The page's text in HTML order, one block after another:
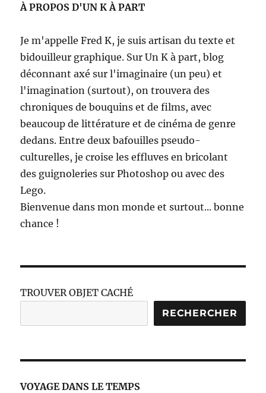
À PROPOS D'UN K À PART
Je m'appelle Fred K, je suis artisan du texte et
bidouilleur graphique. Sur Un K à part, blog
déconnant axé sur l'imaginaire (un peu) et
l'imagination (surtout), on trouvera des
chroniques de bouquins et de films, avec
beaucoup de littérature et de cinéma de genre
dedans. Entre deux bafouilles pseudo-
culturelles, je croise les effluves en bricolant
des guignoleries sur Photoshop ou avec des
Lego.
Bienvenue dans mon monde et surtout... bonne
chance !
TROUVER OBJET CACHÉ
RECHERCHER
VOYAGE DANS LE TEMPS